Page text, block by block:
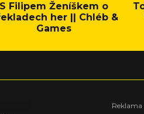
S Filipem Ženíškem o
her || Chléb &
Games